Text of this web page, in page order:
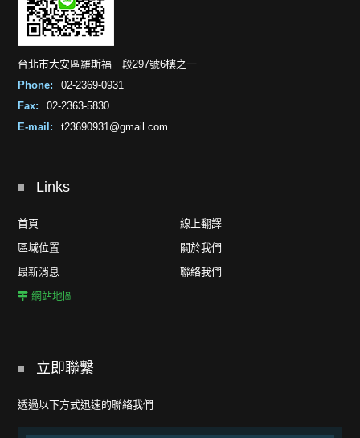
台北市大安區羅斯福三段297號6樓之一
Phone:
02-2369-0931
Fax:
02-2363-5830
E-mail:
t23690931@gmail.com
Links
首頁
線上翻譯
區域位置
關於我們
最新消息
聯絡我們
網站地圖
立即聯繫
透過以下方式迅速的聯絡我們